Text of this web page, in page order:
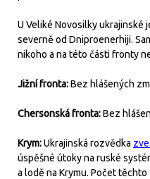
U Veliké Novosilky ukrajinské
severně od Dniproenerhiji.
nikoho a na této části fronty
Jižní fronta:Bez hlášených
Chersonská fronta:Bez
Krym:Ukrajinská rozvědka
úspěšné útoky na ruské
a lodě na Krymu. Počet